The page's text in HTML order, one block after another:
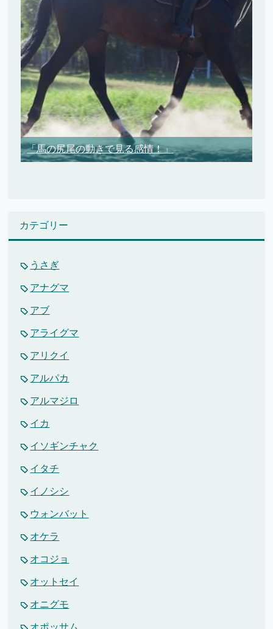
「馬の尻尾の動きで見る感情！」
カテゴリー
うさぎ
アナグマ
アブ
アライグマ
アリクイ
アルパカ
アルマジロ
イカ
イソギンチャク
イタチ
イノシシ
ウォンバット
オケラ
オコジョ
オットセイ
オニグモ
オポッサム